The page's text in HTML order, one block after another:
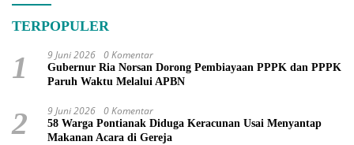
TERPOPULER
1 9 Juni 2026 0 Komentar
Gubernur Ria Norsan Dorong Pembiayaan PPPK dan PPPK
Paruh Waktu Melalui APBN
2 9 Juni 2026 0 Komentar
58 Warga Pontianak Diduga Keracunan Usai Menyantap
Makanan Acara di Gereja